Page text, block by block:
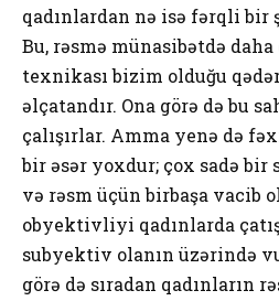
qadınlardan nə isə fərqli bir
Bu, rəsmə münasibətdə
texnikası bizim olduğu
əlçatandır. Ona görə də bu
çalışırlar. Amma yenə də
bir əsər yoxdur; çox sadə bir
və rəsm üçün birbaşa vacib
obyektivliyi qadınlarda
subyektiv olanın üzərində
görə də sıradan qadınların